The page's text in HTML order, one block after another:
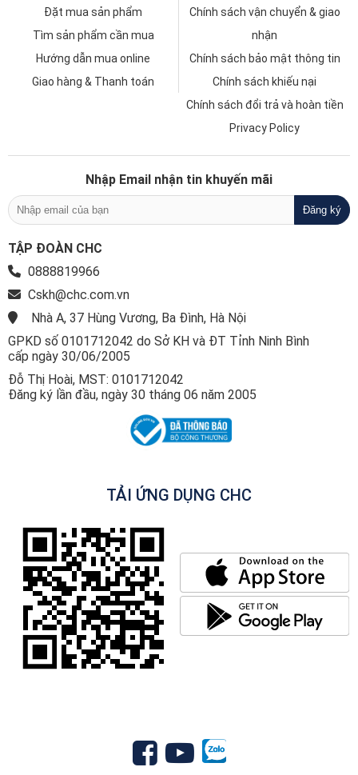
Đặt mua sản phẩm
Tìm sản phẩm cần mua
Hướng dẫn mua online
Giao hàng & Thanh toán
Chính sách vận chuyển & giao
nhận
Chính sách bảo mật thông tin
Chính sách khiếu nại
Chính sách đổi trả và hoàn tiền
Privacy Policy
Nhập Email nhận tin khuyến mãi
TẬP ĐOÀN CHC
0888819966
Cskh@chc.com.vn
Nhà A, 37 Hùng Vương, Ba Đình, Hà Nội
GPKD số 0101712042 do Sở KH và ĐT Tỉnh Ninh Bình
cấp ngày 30/06/2005
Đỗ Thị Hoài, MST: 0101712042
Đăng ký lần đầu, ngày 30 tháng 06 năm 2005
TẢI ỨNG DỤNG CHC